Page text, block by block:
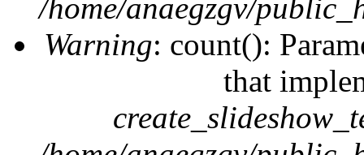
/home/anaegzgv/
Warning: count():
that